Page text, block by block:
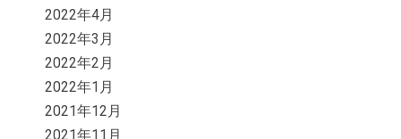
2022年4月
2022年3月
2022年2月
2022年1月
2021年12月
2021年11月